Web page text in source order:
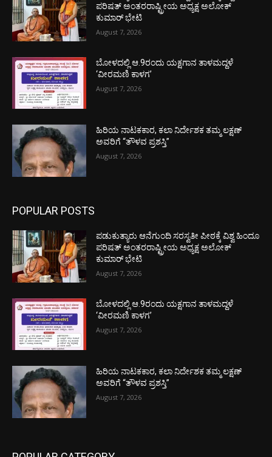
ಪರಿಷತ್ ಅಂತರರಾಷ್ಟ್ರೀಯ ಅಧ್ಯಕ್ಷ ಅಲೋಕ್
ಕುಮಾರ್ ಭೇಟಿ
August 7, 2026
ಬೋಳದಲ್ಲಿ ಆ.9ರಂದು ಯಕ್ಷಗಾನ ತಾಳಮದ್ದಳೆ
‘ವೀರಮಣಿ ಕಾಳಗ’
August 7, 2026
ಹಿರಿಯ ನಾಟಕಕಾರ, ಕಲಾ ನಿರ್ದೇಶಕ ತಮ್ಮ ಲಕ್ಷಣ್
ಅವರಿಗೆ “ತೌಳವ ಪ್ರಶಸ್ತಿ”
August 7, 2026
POPULAR POSTS
ಪಡುಕುತ್ಯಾರು ಆನೆಗುಂದಿ ಸರಸ್ವತೀ ಪೀಠಕ್ಕೆ ವಿಶ್ವ ಹಿಂದೂ
ಪರಿಷತ್ ಅಂತರರಾಷ್ಟ್ರೀಯ ಅಧ್ಯಕ್ಷ ಅಲೋಕ್
ಕುಮಾರ್ ಭೇಟಿ
August 7, 2026
ಬೋಳದಲ್ಲಿ ಆ.9ರಂದು ಯಕ್ಷಗಾನ ತಾಳಮದ್ದಳೆ
‘ವೀರಮಣಿ ಕಾಳಗ’
August 7, 2026
ಹಿರಿಯ ನಾಟಕಕಾರ, ಕಲಾ ನಿರ್ದೇಶಕ ತಮ್ಮ ಲಕ್ಷಣ್
ಅವರಿಗೆ “ತೌಳವ ಪ್ರಶಸ್ತಿ”
August 7, 2026